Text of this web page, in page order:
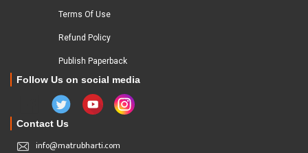
Terms Of Use
Refund Policy
Publish Paperback
Follow Us on social media
Contact Us
info@matrubharti.com